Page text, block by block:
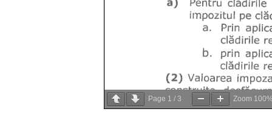
Page 1 / 3 Zoom